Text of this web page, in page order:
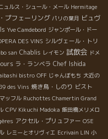
ュルス・シュール・メール Hermitage
プフェーリング パリの葉月 ビュヴ
Yve Camdebord ジャンポール・ドー
DES VINS シルヴェール・トリ
san Chablis レイモン 試飲会 ドメ
ラ・ランベラ Chef Ishida
bistro OFF じゃんぼもち 大近の
des Vins 焼き鳥・しのり ビスト
ッフル Ruchottes Chamertin Grand
CPV Kikuchi Madoka 飯田橋メリメロ
アクセル・プリュファー OSE
レミーとオリヴィエ Ecrivain LIN 小